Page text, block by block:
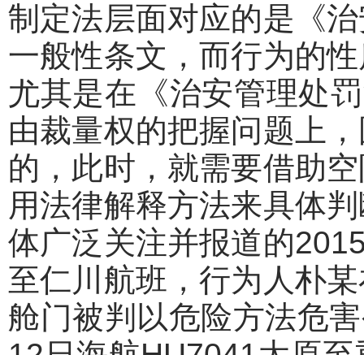
制定法层面对应的是《
一般性条文，而行为的
尤其是在《治安管理处
由裁量权的把握问题上
的，此时，就需要借助
用法律解释方法来具体
体广泛关注并报道的
至仁川航班，行为人朴
舱门被判以危险方法危